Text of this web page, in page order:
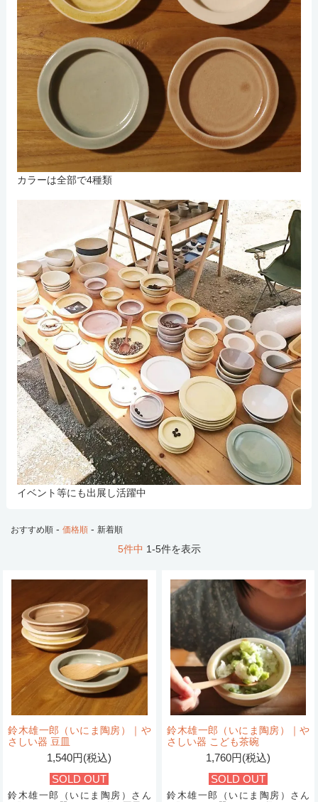
カラーは全部で4種類
イベント等にも出展し活躍中
おすすめ順 - 価格順 - 新着順
5件中 1-5件を表示
鈴木雄一郎（いにま陶房）｜や
さしい器 豆皿
1,540円(税込)
SOLD OUT
鈴木雄一郎（いにま陶房）さん
鈴木雄一郎（いにま陶房）｜や
さしい器 こども茶碗
1,760円(税込)
SOLD OUT
鈴木雄一郎（いにま陶房）さん